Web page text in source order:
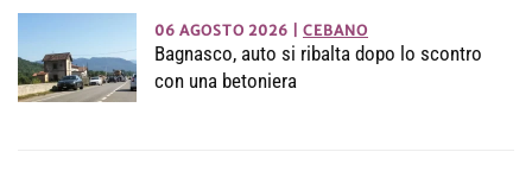
06 AGOSTO 2026 CEBANO
Bagnasco, auto si ribalta dopo lo scontro
con una betoniera